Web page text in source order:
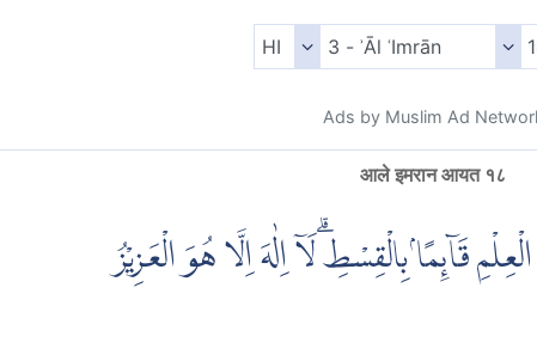
Ads by Muslim Ad
आले इमरान आयत १८
قَاۤىِٕمًاۢ بِالْقِسْطِۗ لَآ اِلٰهَ اِلَّا هُوَ الْعَزِيْزُ